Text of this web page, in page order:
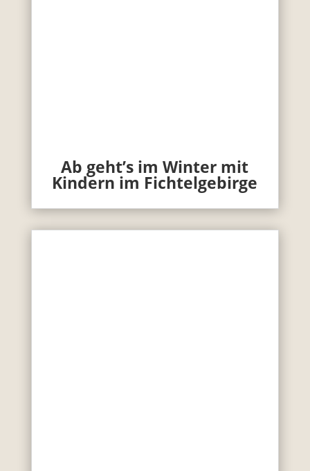
Ab geht’s im Winter mit
Kindern im Fichtelgebirge